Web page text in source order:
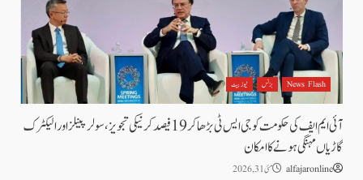
News Flash بزنس نیوز بیٹ
آئی ایم ایف کی حکومت کو جی ایس ٹی بڑھاکر19 فیصد کرنیکی تجویز، سولر پینلز اور الیکٹرک
گاڑیاں مہنگی ہونے کا امکان
alfajaronline مئی 31, 2026